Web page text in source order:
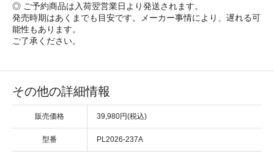
◎ ご予約商品は入荷翌営業日より発送されます。
発売時期はあくまでも目安です。メーカー事情により、遅れる可
能性もあります。
ご了承ください。
その他の詳細情報
販売価格 39,980円(税込)
型番 PL2026-237A